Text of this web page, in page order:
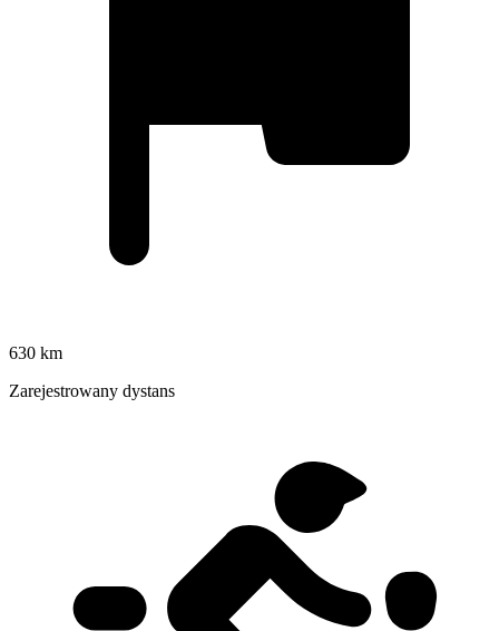
630 km
Zarejestrowany dystans